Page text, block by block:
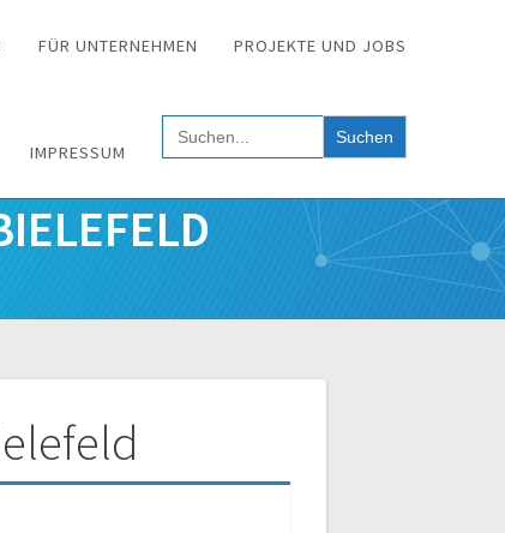
FÜR UNTERNEHMEN PROJEKTE UND JOBS
IMPRESSUM
Search
for: